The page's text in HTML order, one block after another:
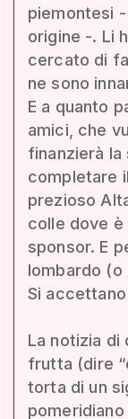
piemontesi
origine -. Li
cercato di
ne sono
E a quanto
amici, che
finanzierà
completare
prezioso
colle dove
sponsor. E
lombardo (o
Si
La notizia di
frutta (dire
torta di un